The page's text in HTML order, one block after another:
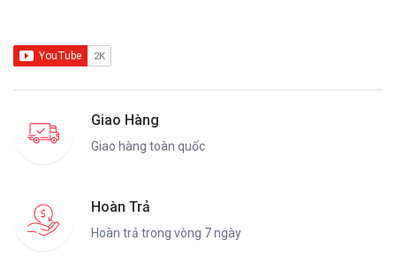
Giao Hàng
Giao hàng toàn quốc
Hoàn Trả
Hoàn trả trong vòng 7 ngày